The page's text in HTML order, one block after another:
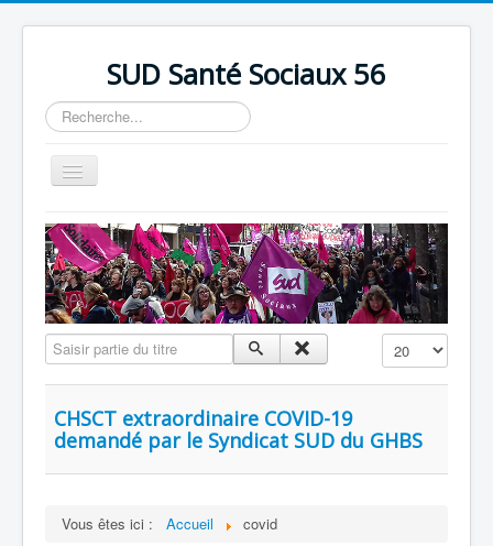
SUD Santé Sociaux 56
Rechercher
Basculer
la
Accueil
Présentation
Nos bureaux
Nos Luttes
Outils
Saisir partie du titre Affichage #
CHSCT extraordinaire COVID-19
demandé par le Syndicat SUD du GHBS
Vous êtes ici : Accueil covid